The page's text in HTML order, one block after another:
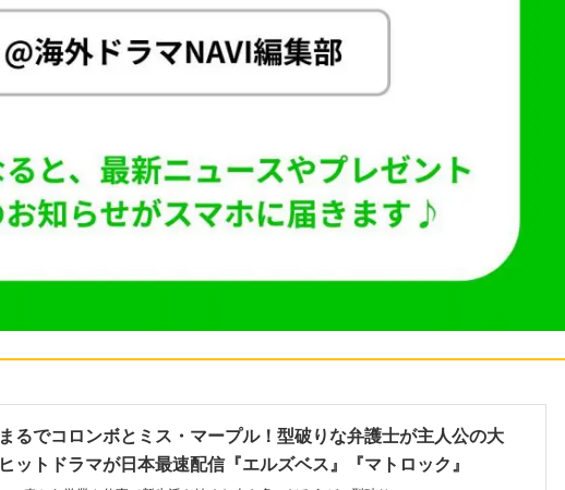
まるでコロンボとミス・マープル！型破りな弁護士が主人公の大
ヒットドラマが日本最速配信『エルズベス』『マトロック』